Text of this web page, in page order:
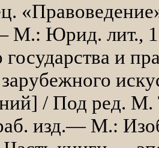
М.: Юрид. лит.,
и
/ Под ред.
изд.— М.: